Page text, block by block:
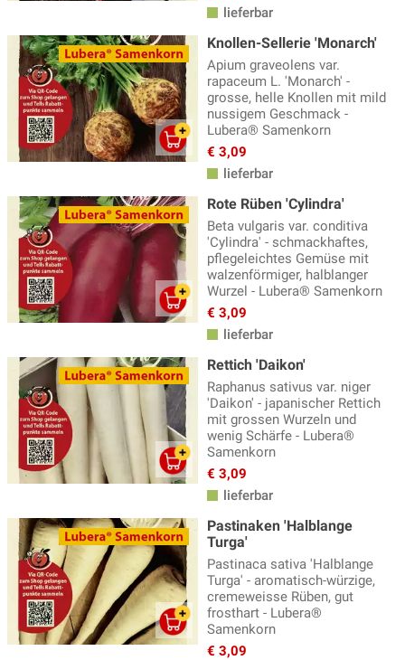
Microgreens, Keimlinge(16)
Minigemüse für Balkon und Terrasse(21)
Okra Samen(4)
Paprika Samen(18)
Pastinaken Samen(7)
Petersilie Samen(5)
Physalis Samen(6)
Radieschen Samen(15)
Rasensamen(2)
Rettich(12)
Ringelblume(12)
Rote Bete Samen(12)
Saatkartoffeln(3)
Salate Samen(90)
Schnittlauchsamen(5)
Schwarzwurzel(2)
Sellerie Samen(5)
Sonstige Hülsenfrüchte
Spinat Samen(8)
Tomatensamen(91)
Tomatillo Samen
lieferbar
Knollen-Sellerie 'Monarch'
Apium graveolens var.
rapaceum L. 'Monarch' -
grosse, helle Knollen mit mild
nussigem Geschmack -
Lubera® Samenkorn
€ 3,09
lieferbar
Rote Rüben 'Cylindra'
Beta vulgaris var. conditiva
'Cylindra' - schmackhaftes,
pflegeleichtes Gemüse mit
walzenförmiger, halblanger
Wurzel - Lubera® Samenkorn
€ 3,09
lieferbar
Rettich 'Daikon'
Raphanus sativus var. niger
'Daikon' - japanischer Rettich
mit grossen Wurzeln und
wenig Schärfe - Lubera®
Samenkorn
€ 3,09
lieferbar
Pastinaken 'Halblange
Turga'
Pastinaca sativa 'Halblange
Turga' - aromatisch-würzige,
cremeweisse Rüben, gut
frosthart - Lubera®
Samenkorn
€ 3,09